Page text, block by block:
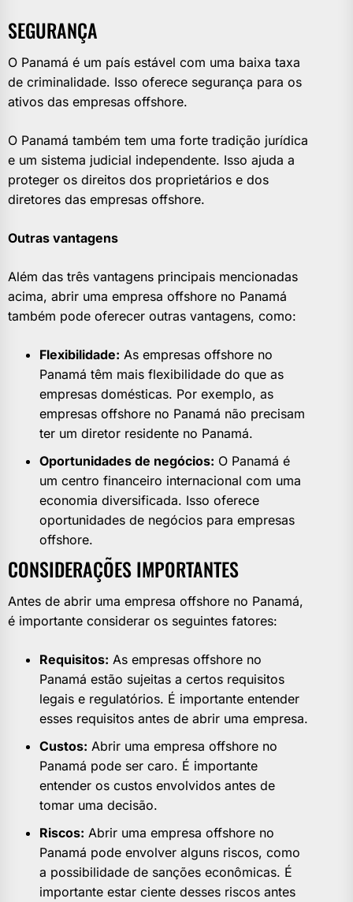
SEGURANÇA
O Panamá é um país estável com uma baixa taxa
de criminalidade. Isso oferece segurança para os
ativos das empresas offshore.
O Panamá também tem uma forte tradição jurídica
e um sistema judicial independente. Isso ajuda a
proteger os direitos dos proprietários e dos
diretores das empresas offshore.
Outras vantagens
Além das três vantagens principais mencionadas
acima, abrir uma empresa offshore no Panamá
também pode oferecer outras vantagens, como:
Flexibilidade: As empresas offshore no
Panamá têm mais flexibilidade do que as
empresas domésticas. Por exemplo, as
empresas offshore no Panamá não precisam
ter um diretor residente no Panamá.
Oportunidades de negócios: O Panamá é
um centro financeiro internacional com uma
economia diversificada. Isso oferece
oportunidades de negócios para empresas
offshore.
CONSIDERAÇÕES IMPORTANTES
Antes de abrir uma empresa offshore no Panamá,
é importante considerar os seguintes fatores:
Requisitos: As empresas offshore no
Panamá estão sujeitas a certos requisitos
legais e regulatórios. É importante entender
esses requisitos antes de abrir uma empresa.
Custos: Abrir uma empresa offshore no
Panamá pode ser caro. É importante
entender os custos envolvidos antes de
tomar uma decisão.
Riscos: Abrir uma empresa offshore no
Panamá pode envolver alguns riscos, como
a possibilidade de sanções econômicas. É
importante estar ciente desses riscos antes